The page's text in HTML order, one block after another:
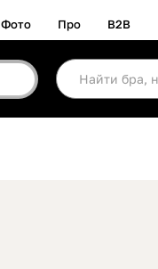
Фото Про B2B